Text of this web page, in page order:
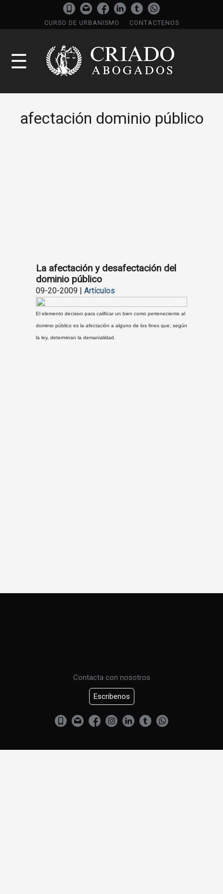
CURSO DE URBANISMO CONTACTENOS
☰
afectación dominio público
La afectación y desafectación del
dominio público
09-20-2009 | Artículos
El elemento decisivo para calificar un bien como perteneciente al
dominio público es la afectación a alguno de los fines que, según
la ley, determinan la demanialidad.
Contacta con nosotros
Escribenos